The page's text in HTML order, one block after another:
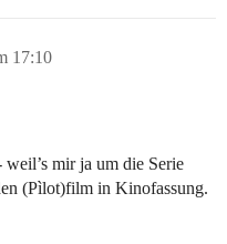
17:10
mir ja um die Serie
(Pìlot)film in Kinofassung.